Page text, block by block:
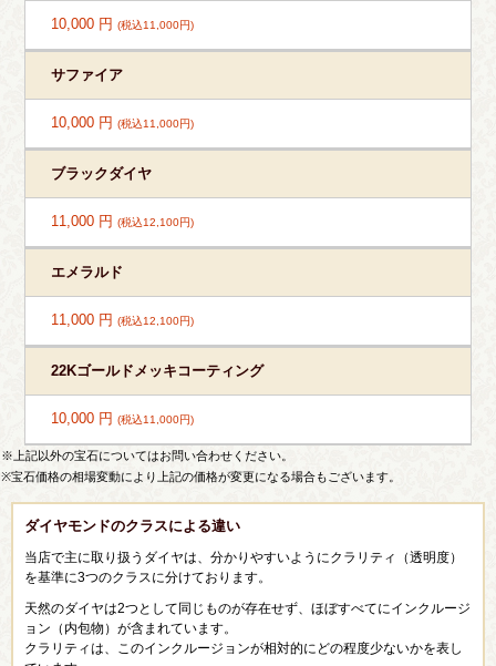
10,000 円(税込11,000円)
サファイア
10,000 円(税込11,000円)
ブラックダイヤ
11,000 円(税込12,100円)
エメラルド
11,000 円(税込12,100円)
22Kゴールドメッキコーティング
10,000 円(税込11,000円)
※上記以外の宝石についてはお問い合わせください。
※宝石価格の相場変動により上記の価格が変更になる場合もございます。
ダイヤモンドのクラスによる違い
当店で主に取り扱うダイヤは、分かりやすいようにクラリティ（透明度）
を基準に3つのクラスに分けております。
天然のダイヤは2つとして同じものが存在せず、ほぼすべてにインクルージ
ョン（内包物）が含まれています。
クラリティは、このインクルージョンが相対的にどの程度少ないかを表し